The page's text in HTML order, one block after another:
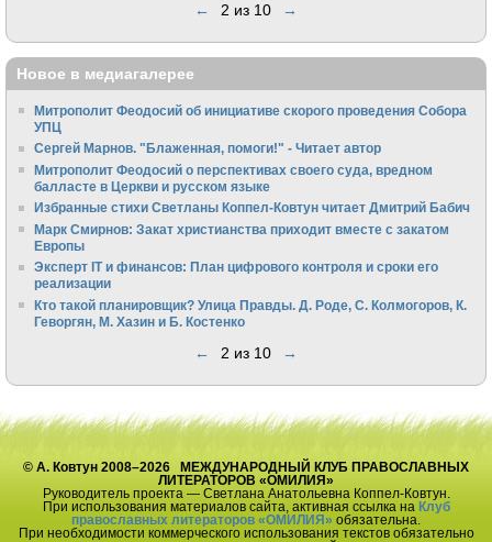
← 2 из 10 →
Новое в медиагалерее
Митрополит Феодосий об инициативе скорого проведения Собора
УПЦ
Сергей Марнов. "Блаженная, помоги!" - Читает автор
Митрополит Феодосий о перспективах своего суда, вредном
балласте в Церкви и русском языке
Избранные стихи Светланы Коппел-Ковтун читает Дмитрий Бабич
Марк Смирнов: Закат христианства приходит вместе с закатом
Европы
Эксперт IT и финансов: План цифрового контроля и сроки его
реализации
Кто такой планировщик? Улица Правды. Д. Роде, С. Колмогоров, К.
Геворгян, М. Хазин и Б. Костенко
← 2 из 10 →
© А. Ковтун 2008–2026 МЕЖДУНАРОДНЫЙ КЛУБ ПРАВОСЛАВНЫХ
ЛИТЕРАТОРОВ «ОМИЛИЯ»
Руководитель проекта — Светлана Анатольевна Коппел-Ковтун.
При использования материалов сайта, активная ссылка на Клуб
православных литераторов «ОМИЛИЯ» обязательна.
При необходимости коммерческого использования текстов обязательно